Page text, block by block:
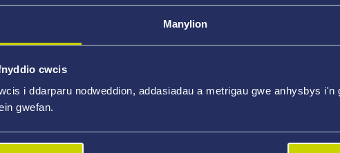
Manylion
cwcis
i ddarparu nodweddion, addasiadau a metrigau gwe anhysbys i'n
gwefan.
i gefnogi
14 Tachwedd 2024
UDA